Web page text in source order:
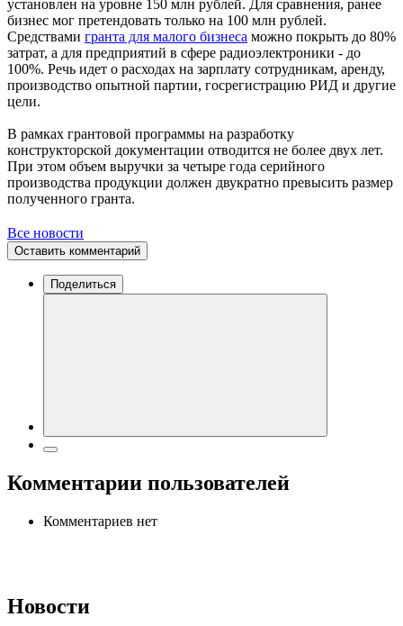
установлен на уровне 150 млн рублей. Для сравнения, ранее
бизнес мог претендовать только на 100 млн рублей.
Средствами гранта для малого бизнеса можно покрыть до 80%
затрат, а для предприятий в сфере радиоэлектроники - до
100%. Речь идет о расходах на зарплату сотрудникам, аренду,
производство опытной партии, госрегистрацию РИД и другие
цели.
В рамках грантовой программы на разработку
конструкторской документации отводится не более двух лет.
При этом объем выручки за четыре года серийного
производства продукции должен двукратно превысить размер
полученного гранта.
Все новости
Оставить комментарий
Поделиться
Комментарии пользователей
Комментариев нет
Новости